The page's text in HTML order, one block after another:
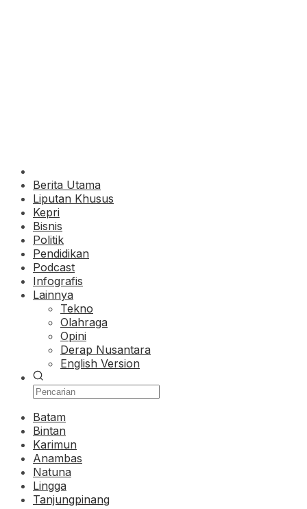
Berita Utama
Liputan Khusus
Kepri
Bisnis
Politik
Pendidikan
Podcast
Infografis
Lainnya
Tekno
Olahraga
Opini
Derap Nusantara
English Version
Batam
Bintan
Karimun
Anambas
Natuna
Lingga
Tanjungpinang